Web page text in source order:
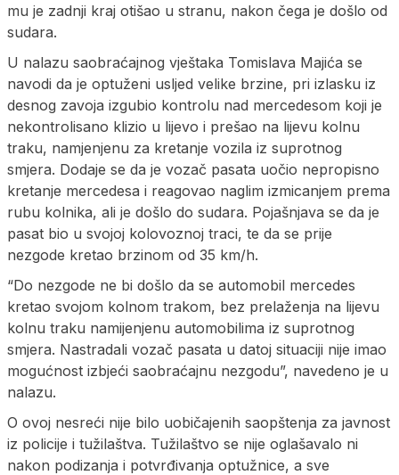
mu je zadnji kraj otišao u stranu, nakon čega je došlo od
sudara.
U nalazu saobraćajnog vještaka Tomislava Majića se
navodi da je optuženi usljed velike brzine, pri izlasku iz
desnog zavoja izgubio kontrolu nad mercedesom koji je
nekontrolisano klizio u lijevo i prešao na lijevu kolnu
traku, namjenjenu za kretanje vozila iz suprotnog
smjera. Dodaje se da je vozač pasata uočio nepropisno
kretanje mercedesa i reagovao naglim izmicanjem prema
rubu kolnika, ali je došlo do sudara. Pojašnjava se da je
pasat bio u svojoj kolovoznoj traci, te da se prije
nezgode kretao brzinom od 35 km/h.
“Do nezgode ne bi došlo da se automobil mercedes
kretao svojom kolnom trakom, bez prelaženja na lijevu
kolnu traku namijenjenu automobilima iz suprotnog
smjera. Nastradali vozač pasata u datoj situaciji nije imao
mogućnost izbjeći saobraćajnu nezgodu”, navedeno je u
nalazu.
O ovoj nesreći nije bilo uobičajenih saopštenja za javnost
iz policije i tužilaštva. Tužilaštvo se nije oglašavalo ni
nakon podizanja i potvrđivanja optužnice, a sve